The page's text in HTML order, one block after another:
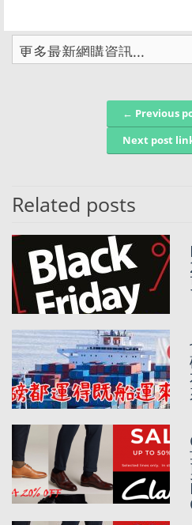
Post navigation← Previous
Next post
Related posts